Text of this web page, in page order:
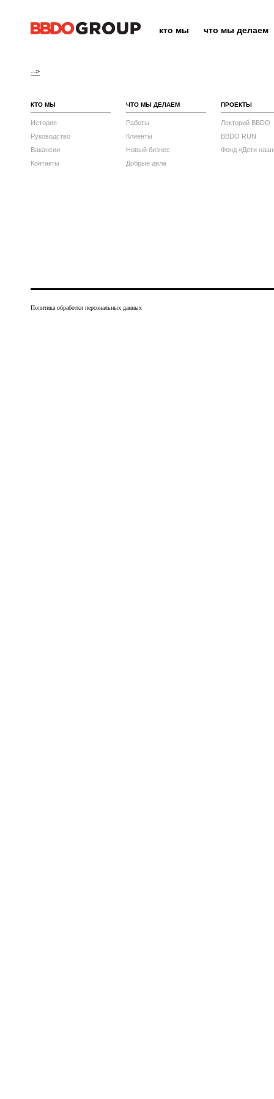
кто мы что мы делаем
-->
КТО МЫ
История
Руководство
Вакансии
Контакты
ЧТО МЫ ДЕЛАЕМ
Работы
Клиенты
Новый бизнес
Добрые дела
ПРОЕКТЫ
Лекторий BBDO
BBDO RUN
Фонд «Дети
Политика обработки персональных данных